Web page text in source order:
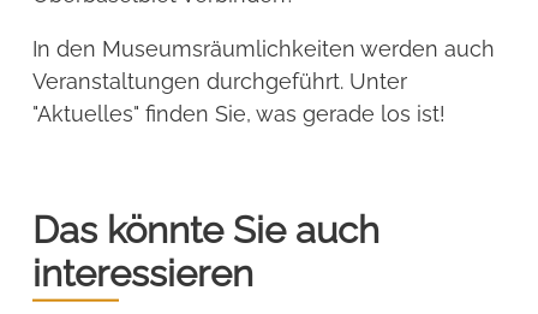
In den Museumsräumlichkeiten werden auch
Veranstaltungen durchgeführt. Unter
"Aktuelles" finden Sie, was gerade los ist!
Das könnte Sie auch
interessieren